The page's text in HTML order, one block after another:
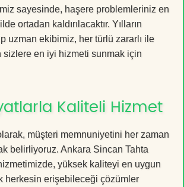
sayesinde, haşere problemleriniz en
ortadan kaldırılacaktır. Yılların
uzman ekibimiz, her türlü zararlı ile
sizlere en iyi hizmeti sunmak için
Kaliteli Hizmet
müşteri memnuniyetini her zaman
belirliyoruz. Ankara Sincan Tahta
yüksek kaliteyi en uygun
herkesin erişebileceği çözümler